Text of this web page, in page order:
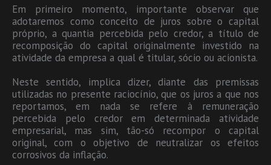
Em primeiro momento, importante observar que
adotaremos como conceito de juros sobre o capital
próprio, a quantia percebida pelo credor, a título de
recomposição do capital originalmente investido na
atividade da empresa a qual é titular, sócio ou acionista.
Neste sentido, implica dizer, diante das premissas
utilizadas no presente raciocínio, que os juros a que nos
reportamos, em nada se refere à remuneração
percebida pelo credor em determinada atividade
empresarial, mas sim, tão-só recompor o capital
original, com o objetivo de neutralizar os efeitos
corrosivos da inflação.